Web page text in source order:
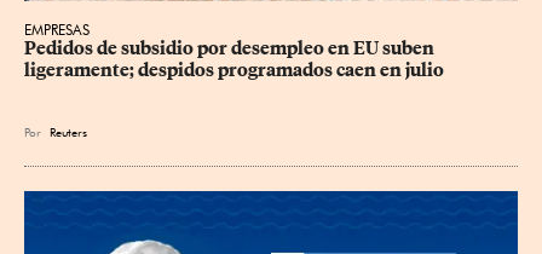
EMPRESAS
Pedidos de subsidio por desempleo en EU suben
ligeramente; despidos programados caen en julio
Por Reuters